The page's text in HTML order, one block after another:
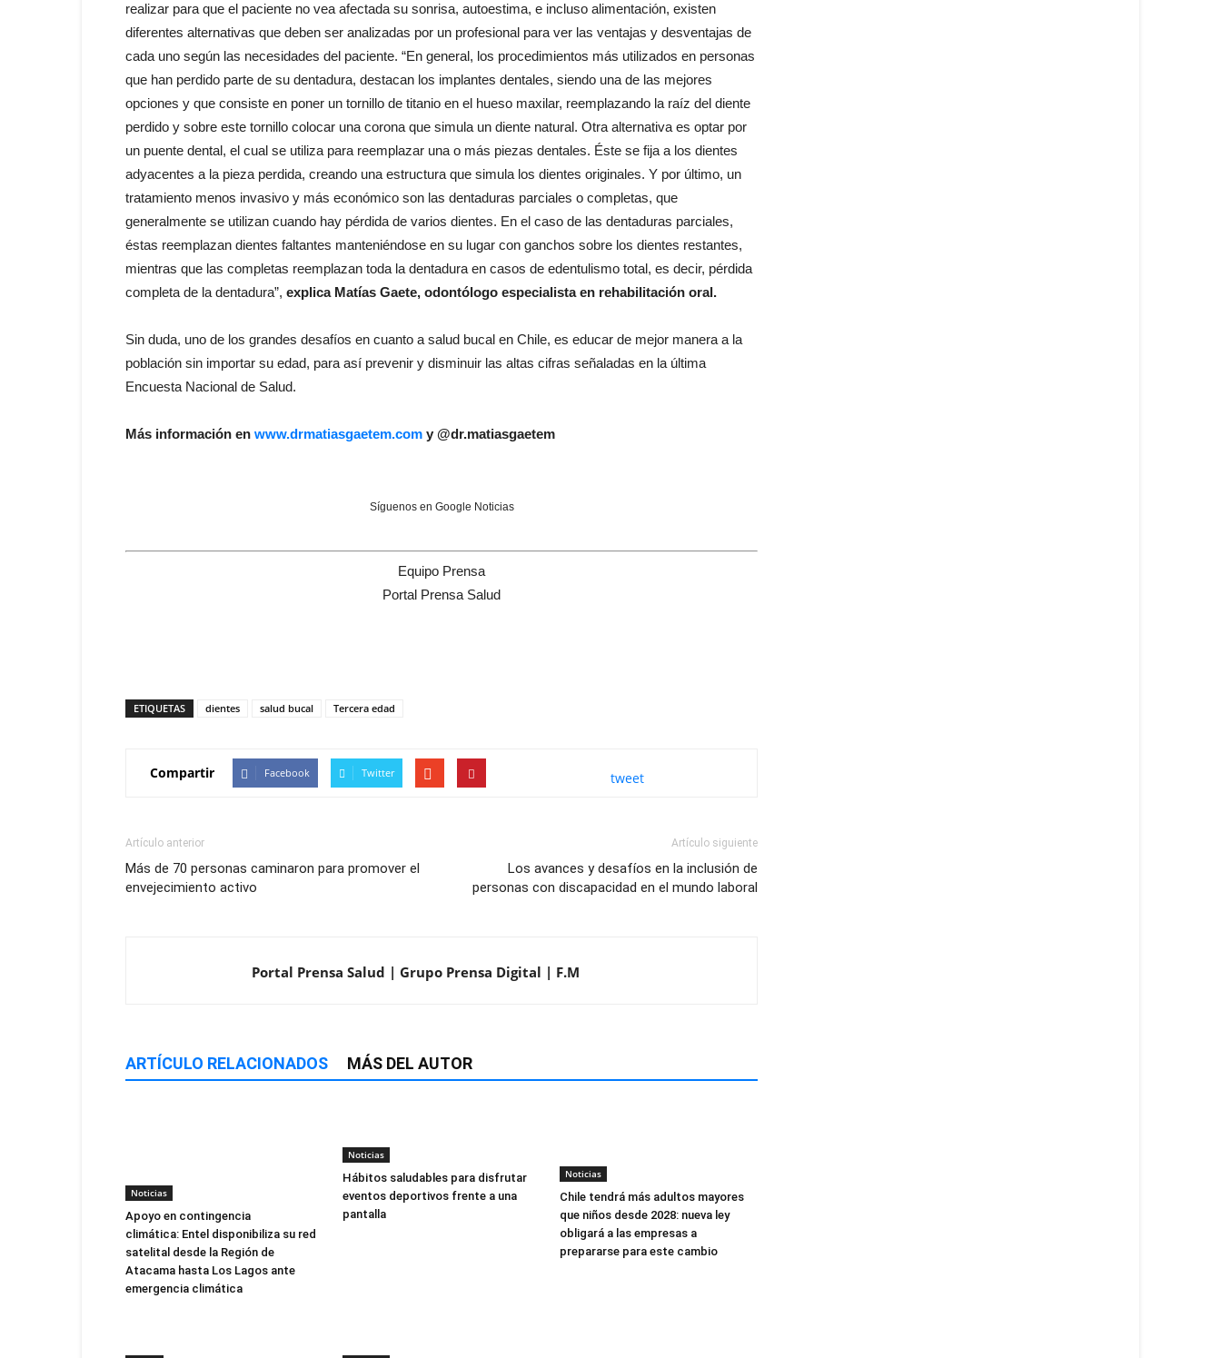
realizar para que el paciente no vea afectada su sonrisa, autoestima, e incluso alimentación, existen
diferentes alternativas que deben ser analizadas por un profesional para ver las ventajas y desventajas de
cada uno según las necesidades del paciente. “En general, los procedimientos más utilizados en personas
que han perdido parte de su dentadura, destacan los implantes dentales, siendo una de las mejores
opciones y que consiste en poner un tornillo de titanio en el hueso maxilar, reemplazando la raíz del diente
perdido y sobre este tornillo colocar una corona que simula un diente natural. Otra alternativa es optar por
un puente dental, el cual se utiliza para reemplazar una o más piezas dentales. Éste se fija a los dientes
adyacentes a la pieza perdida, creando una estructura que simula los dientes originales. Y por último, un
tratamiento menos invasivo y más económico son las dentaduras parciales o completas, que
generalmente se utilizan cuando hay pérdida de varios dientes. En el caso de las dentaduras parciales,
éstas reemplazan dientes faltantes manteniéndose en su lugar con ganchos sobre los dientes restantes,
mientras que las completas reemplazan toda la dentadura en casos de edentulismo total, es decir, pérdida
completa de la dentadura”, explica Matías Gaete, odontólogo especialista en rehabilitación oral.
Sin duda, uno de los grandes desafíos en cuanto a salud bucal en Chile, es educar de mejor manera a la
población sin importar su edad, para así prevenir y disminuir las altas cifras señaladas en la última
Encuesta Nacional de Salud.
Más información en www.drmatiasgaetem.com y @dr.matiasgaetem
Síguenos en Google Noticias
Equipo Prensa
Portal Prensa Salud
ETIQUETAS dientes salud bucal Tercera edad
Compartir Facebook Twitter tweet
Artículo anterior
Más de 70 personas caminaron para promover el
envejecimiento activo
Artículo siguiente
Los avances y desafíos en la inclusión de
personas con discapacidad en el mundo laboral
Portal Prensa Salud | Grupo Prensa Digital | F.M
ARTÍCULO RELACIONADOS MÁS DEL AUTOR
Noticias
Apoyo en contingencia
climática: Entel disponibiliza su red
satelital desde la Región de
Atacama hasta Los Lagos ante
emergencia climática
Noticias
Hábitos saludables para disfrutar
eventos deportivos frente a una
pantalla
Noticias
Chile tendrá más adultos mayores
que niños desde 2028: nueva ley
obligará a las empresas a
prepararse para este cambio